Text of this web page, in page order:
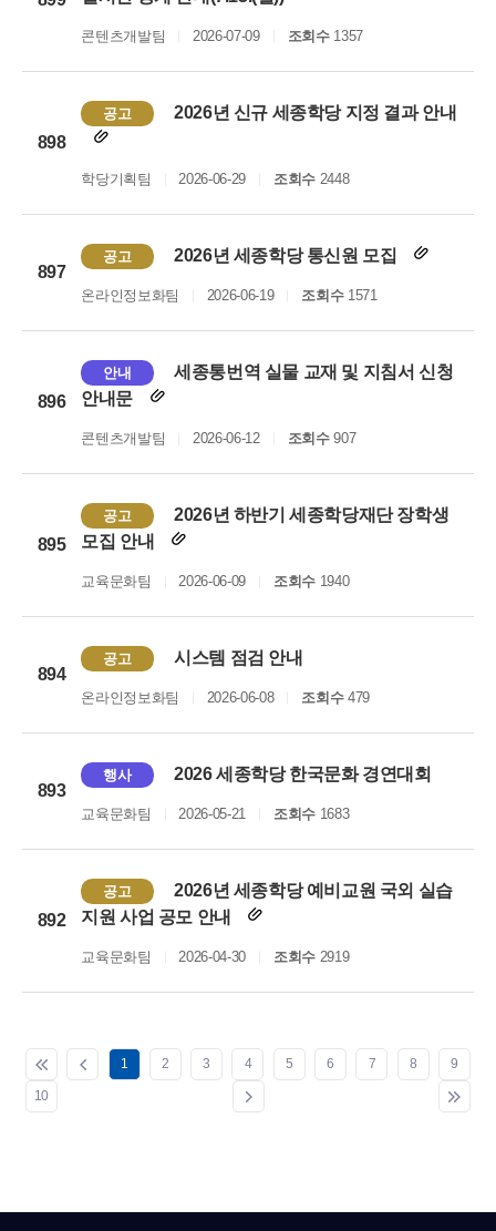
콘텐츠개발팀 2026-07-09 조회수1357
898
공고 2026년 신규 세종학당 지정 결과 안내
학당기획팀 2026-06-29 조회수2448
897
공고 2026년 세종학당 통신원 모집
온라인정보화팀 2026-06-19 조회수1571
896
안내
세종통번역 실물 교재 및 지침서 신청
안내문
콘텐츠개발팀 2026-06-12 조회수907
895
공고
2026년 하반기 세종학당재단 장학생
모집 안내
교육문화팀 2026-06-09 조회수1940
894
공고 시스템 점검 안내
온라인정보화팀 2026-06-08 조회수479
893
행사 2026 세종학당 한국문화 경연대회
교육문화팀 2026-05-21 조회수1683
892
공고
2026년 세종학당 예비교원 국외 실습
지원 사업 공모 안내
교육문화팀 2026-04-30 조회수2919
1 2 3 4 5 6 7 8 9
10